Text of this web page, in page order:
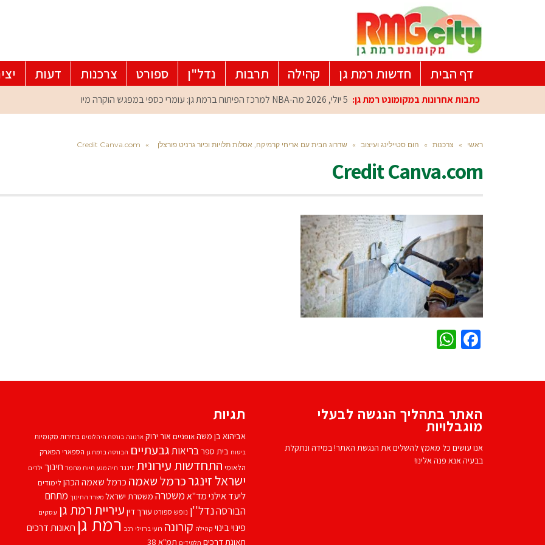
דף הבית חדשות רמת גן קהילה תרבות נדל"ן ספורט צרכנות דעות
כתבות אחרונות במקומונט רמת גן: 5 יולי, 2026 מה-NBA למרכז הפיתוח ברמת גן: עומרי כספי במפגש הוקרה מיוחד
ראשי » צרכנות » הום סטיילינג ועיצוב » שדרוג הבית עם אריחי קרמיקה, אסלות תלויות וכיור גרניט פורצלן »
Credit Canva.com
Credit Canva.com
Facebook
האתר בתהליך הנגשה לבעלי
מוגבלויות
אנו עושים כל מאמץ להשלים את הנגשת האתר! במידה ונתקלת
בבעיה אנא פנה אלינו!
תגיות
אביהוא בן משהאופניים אור ירוק ארנונה בורסת היהלומים בחירות מקומיות
ביטוח בית ספרבריאותגבעתיים הבורסה ברמת גן הספארי הפארק
הלאומי התחדשות עירוניתזינגר חיה מנע חיות מחמד חינוך ילדים
ישראל זינגרכרמל שאמה כרמל שאמה הכהן לימודים
ליעד אילנימד''אמשטרה משטרת ישראל משרד החינוך מתחם
הבורסהנדל''ן נופש ספורט עורך דין עיריית רמת גן עסקים
פינוי בינוי קהילה קורונה רועי ברזילי רכב רמת גן תאונות דרכים
תאונת דרכים תלמידים תמ"א 38